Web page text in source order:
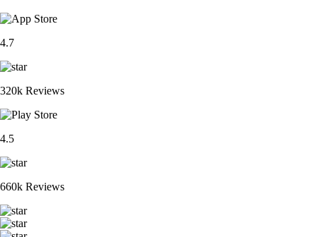
4.7
320k Reviews
4.5
660k Reviews